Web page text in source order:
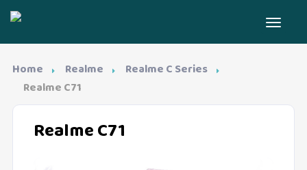
Home Realme
Realme C Series
Realme C71
Realme C71